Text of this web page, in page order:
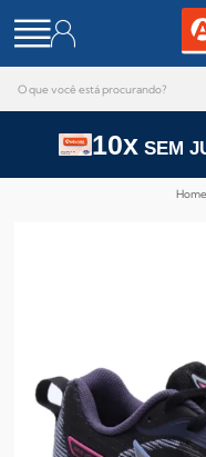
10x SEM
Home